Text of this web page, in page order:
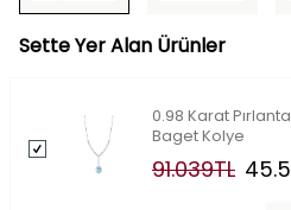
Sette Yer Alan Ürünler
0.98 Karat
Baget Kolye
91.039TL